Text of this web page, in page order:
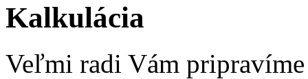
Kalkulácia
Veľmi radi Vám